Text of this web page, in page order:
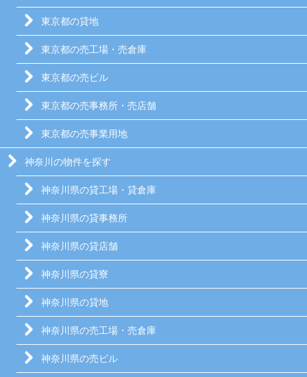
東京都の貸地
東京都の売工場・売倉庫
東京都の売ビル
東京都の売事務所・売店舗
東京都の売事業用地
神奈川の物件を探す
神奈川県の貸工場・貸倉庫
神奈川県の貸事務所
神奈川県の貸店舗
神奈川県の貸寮
神奈川県の貸地
神奈川県の売工場・売倉庫
神奈川県の売ビル